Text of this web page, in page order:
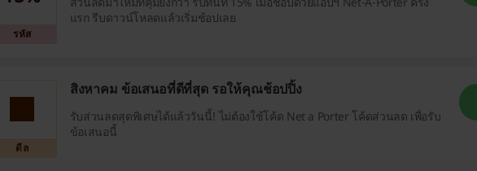
รหัส
แรก รีบดาวน์โหลดแล้วเริ่มช้อปเลย
ดีล
สิงหาคม ข้อเสนอที่ดีที่สุด รอให้คุณช้อปปิ้ง
รับส่วนลดสุดพิเศษได้แล้ววันนี้! ไม่ต้องใช้โค้ด Net a Porter โค้ดส่วนลด เพื่อรับ
ข้อเสนอนี้